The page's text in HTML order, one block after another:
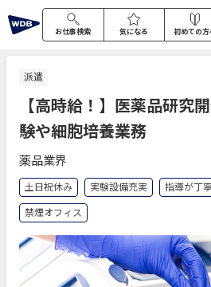
お仕事検索 気になる 初めての方
派遣
【高時給！】医薬品研究
験や細胞培養業務
薬品業界
土日祝休み 実験設備充実 指導が丁
禁煙オフィス